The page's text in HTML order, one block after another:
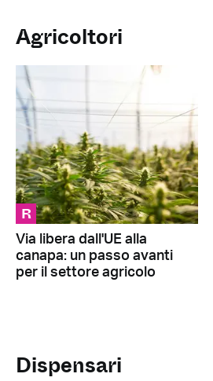
Agricoltori
R
Via libera dall'UE alla
canapa: un passo avanti
per il settore agricolo
Dispensari